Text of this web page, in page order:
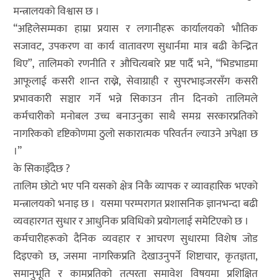
मन्त्रालयको विश्वास छ ।
“अहिलेसम्मका हाम्रा प्रयास र लगानीहरू कार्यालयको भौतिक
सजावट, उपकरण वा कार्य वातावरण सुधार्नमा मात्र बढी केन्द्रित
थिए”, तालिमको रणनीति र औचित्यबारे प्रष्ट पार्दै भने, “भिडभाडमा
आफूलाई कसरी शान्त राख्ने, सेवाग्राही र सुपरभाइजरसँग कसरी
प्रभावकारी सञ्चार गर्ने भन्ने सिकाउन तीन दिनको तालिमले
कर्मचारीको मनोबल उच्च बनाउनुका साथै समग्र सरकारप्रतिको
नागरिकको दृष्टिकोणमा ठुलो सकारात्मक परिवर्तन ल्याउने अपेक्षा छ
।”
के सिकाइँदैछ ?
तालिम छोटो भए पनि यसको क्षेत्र निकै व्यापक र व्यावहारिक भएको
मन्त्रालयको भनाइ छ । यसमा परम्परागत प्रशासनिक ज्ञानभन्दा बढी
व्यवहारगत सुधार र आधुनिक प्रविधिको प्रयोगलाई समेटिएको छ ।
कर्मचारीहरूको दैनिक व्यवहार र आचरण सुधारमा विशेष जोड
दिइएको छ, जसमा नागरिकप्रति देखाउनुपर्ने शिष्टाचार, कृतज्ञता,
समानुभूति र कामप्रतिको तत्परता समावेश विषयमा प्रशिक्षित